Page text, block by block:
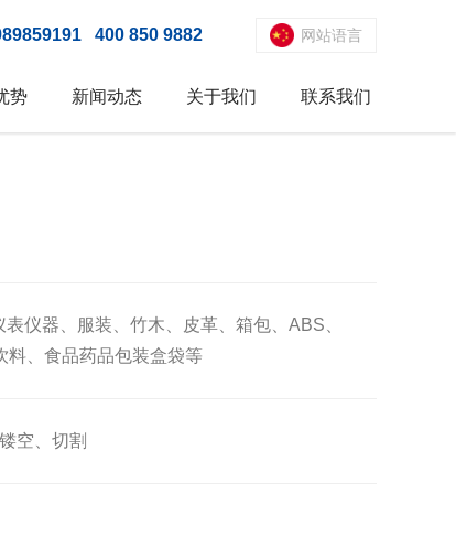
400 850 9882 网站语言
势 新闻动态 关于我们 联系我们
仪器、服装、竹木、皮革、箱包、ABS、
料、食品药品包装盒袋等
空、切割